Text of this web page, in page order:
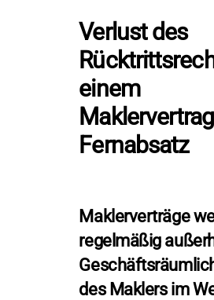
Verlust des
einem
Fernabsatz
Maklerverträge
regelmäßig
des Maklers im